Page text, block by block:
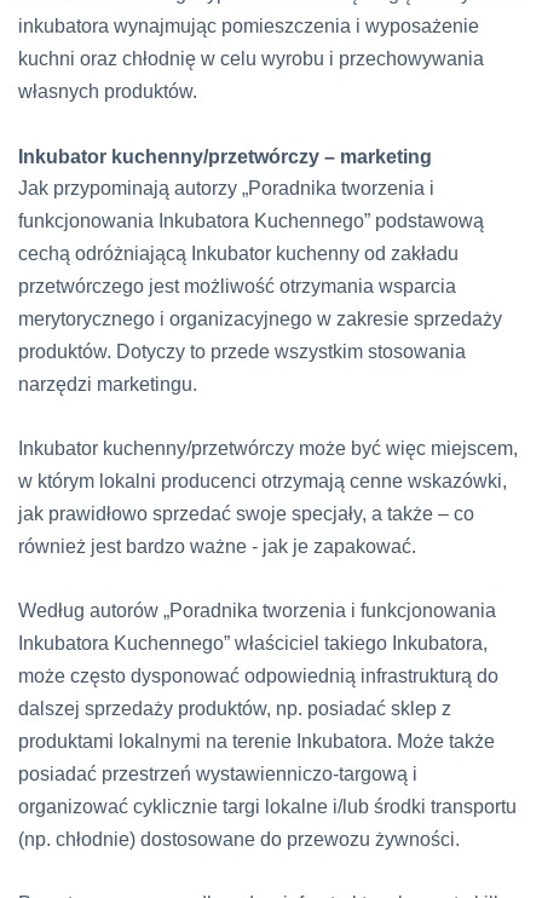
inkubatora wynajmując pomieszczenia i wyposażenie
kuchni oraz chłodnię w celu wyrobu i przechowywania
własnych produktów.
Inkubator kuchenny/przetwórczy – marketing
Jak przypominają autorzy „Poradnika tworzenia i
funkcjonowania Inkubatora Kuchennego” podstawową
cechą odróżniającą Inkubator kuchenny od zakładu
przetwórczego jest możliwość otrzymania wsparcia
merytorycznego i organizacyjnego w zakresie sprzedaży
produktów. Dotyczy to przede wszystkim stosowania
narzędzi marketingu.
Inkubator kuchenny/przetwórczy może być więc miejscem,
w którym lokalni producenci otrzymają cenne wskazówki,
jak prawidłowo sprzedać swoje specjały, a także – co
również jest bardzo ważne - jak je zapakować.
Według autorów „Poradnika tworzenia i funkcjonowania
Inkubatora Kuchennego” właściciel takiego Inkubatora,
może często dysponować odpowiednią infrastrukturą do
dalszej sprzedaży produktów, np. posiadać sklep z
produktami lokalnymi na terenie Inkubatora. Może także
posiadać przestrzeń wystawienniczo-targową i
organizować cyklicznie targi lokalne i/lub środki transportu
(np. chłodnie) dostosowane do przewozu żywności.